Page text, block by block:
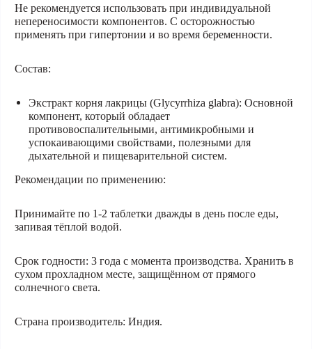
Не рекомендуется использовать при индивидуальной
непереносимости компонентов. С осторожностью
применять при гипертонии и во время беременности.
Состав:
Экстракт корня лакрицы (Glycyrrhiza glabra): Основной
компонент, который обладает
противовоспалительными, антимикробными и
успокаивающими свойствами, полезными для
дыхательной и пищеварительной систем.
Рекомендации по применению:
Принимайте по 1-2 таблетки дважды в день после еды,
запивая тёплой водой.
Срок годности: 3 года с момента производства. Хранить в
сухом прохладном месте, защищённом от прямого
солнечного света.
Страна производитель: Индия.